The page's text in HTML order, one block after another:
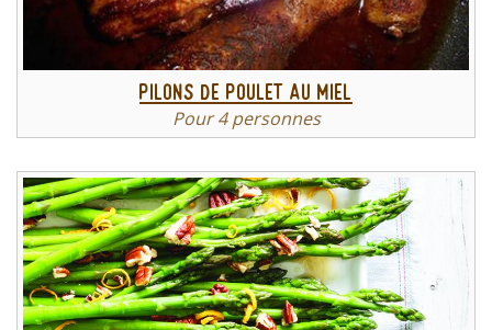
Pilons de poulet au miel
Pour 4 personnes